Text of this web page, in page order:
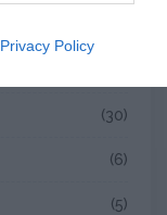
Privacy Policy
(30)
(6)
(5)